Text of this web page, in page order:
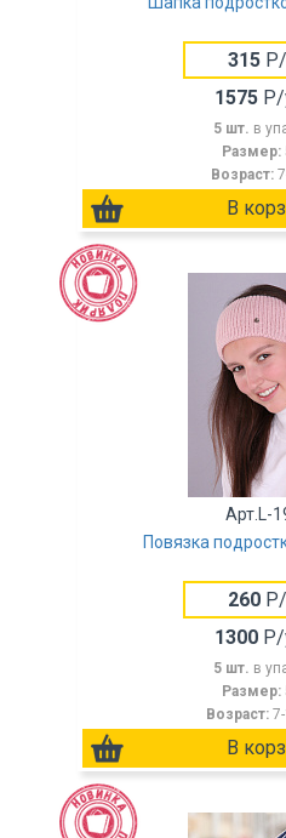
315Р/
1575Р/
5 шт. в
Размер:
Возраст:
Арт.L-
Повязка
260Р/
1300Р/
5 шт. в
Размер:
Возраст: